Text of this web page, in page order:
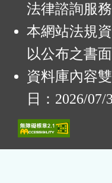
法律諮詢服務
本網站法規
以公布之書
資料庫內容
日：2026/07/